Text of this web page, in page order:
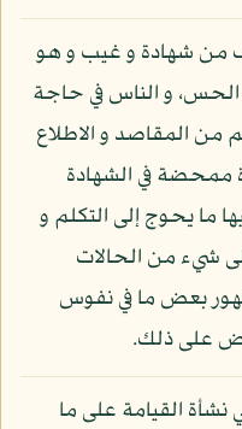
من شهادة و غيب و هو
و الناس في حاجة
المقاصد و الاطلاع
ممحضة في الشهادة
ما يحوج إلى التكلم و
شيء من الحالات
بعض ما في نفوس
على ذلك.
القيامة على ما